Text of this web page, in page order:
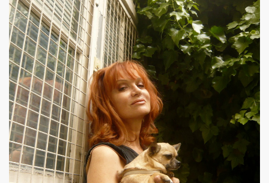
le 24 juin 2025, terre plein central du boulevard
ALMOSNINO a la guitare) le 21 juin 2025 devant le bar
"AJASPHERE" dans la nuit du 20 au 21 juin 2025 en l
a DANIEL DARC le 19 juin 2025, rue Charles
le 10 juin 2025 au Cafe de la Danse
UNKNOWN" (2024, corealise par Les Spunyboys et
(2025) d'YZOULA : chronique detaillee.